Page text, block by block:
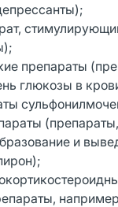
препараты
глюкозы в
(препараты,
и